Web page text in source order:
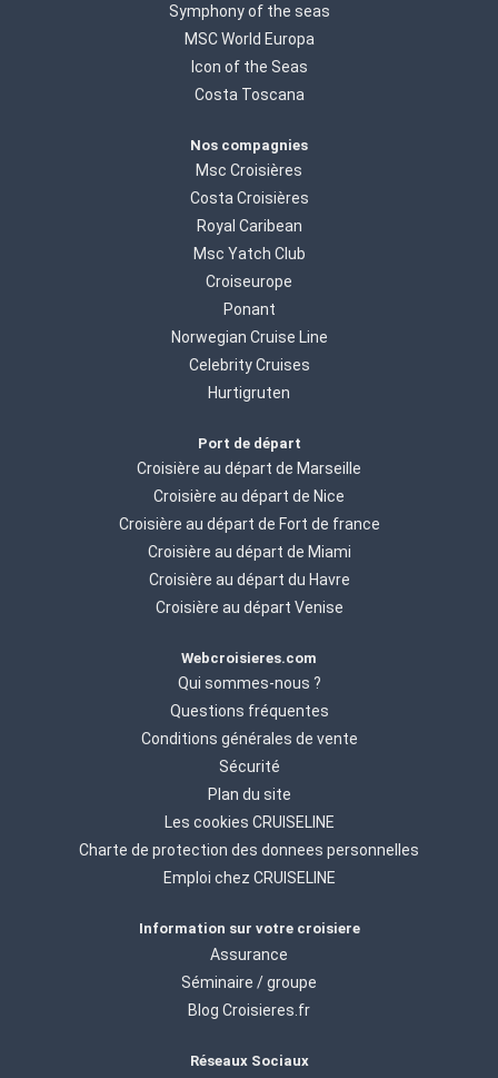
Symphony of the seas
MSC World Europa
Icon of the Seas
Costa Toscana
Nos compagnies
Msc Croisières
Costa Croisières
Royal Caribean
Msc Yatch Club
Croiseurope
Ponant
Norwegian Cruise Line
Celebrity Cruises
Hurtigruten
Port de départ
Croisière au départ de Marseille
Croisière au départ de Nice
Croisière au départ de Fort de france
Croisière au départ de Miami
Croisière au départ du Havre
Croisière au départ Venise
Webcroisieres.com
Qui sommes-nous ?
Questions fréquentes
Conditions générales de vente
Sécurité
Plan du site
Les cookies CRUISELINE
Charte de protection des donnees personnelles
Emploi chez CRUISELINE
Information sur votre croisiere
Assurance
Séminaire / groupe
Blog Croisieres.fr
Réseaux Sociaux